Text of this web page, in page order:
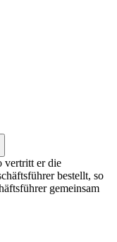
vertritt er die
bestellt, so
gemeinsam